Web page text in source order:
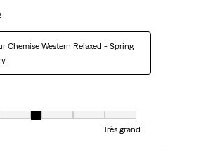
Chemise Western Relaxed - Spring
égal à Très petit et 7 est égal à Très grand
Très grand